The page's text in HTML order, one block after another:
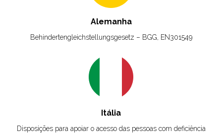
Alemanha
Behindertengleichstellungsgesetz – BGG, EN301549
Itália
Disposições para apoiar o acesso das pessoas com deficiência